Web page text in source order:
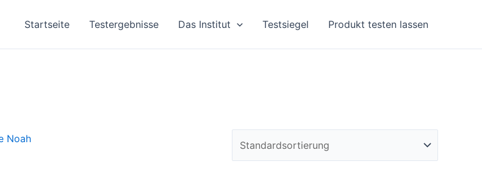
Startseite Testergebnisse Das Institut Testsiegel Produkt testen lassen